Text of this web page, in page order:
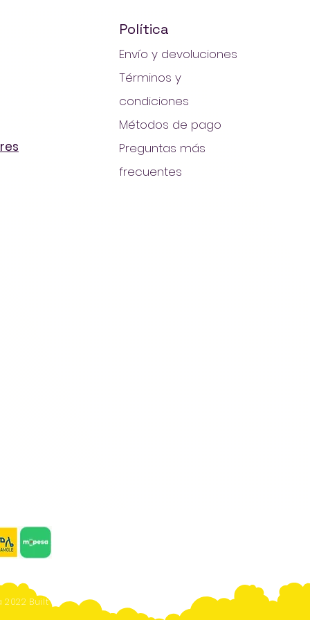
Política
Envío y devoluciones
Términos y
condiciones
Métodos de pago
Preguntas más
frecuentes
2022 Built By